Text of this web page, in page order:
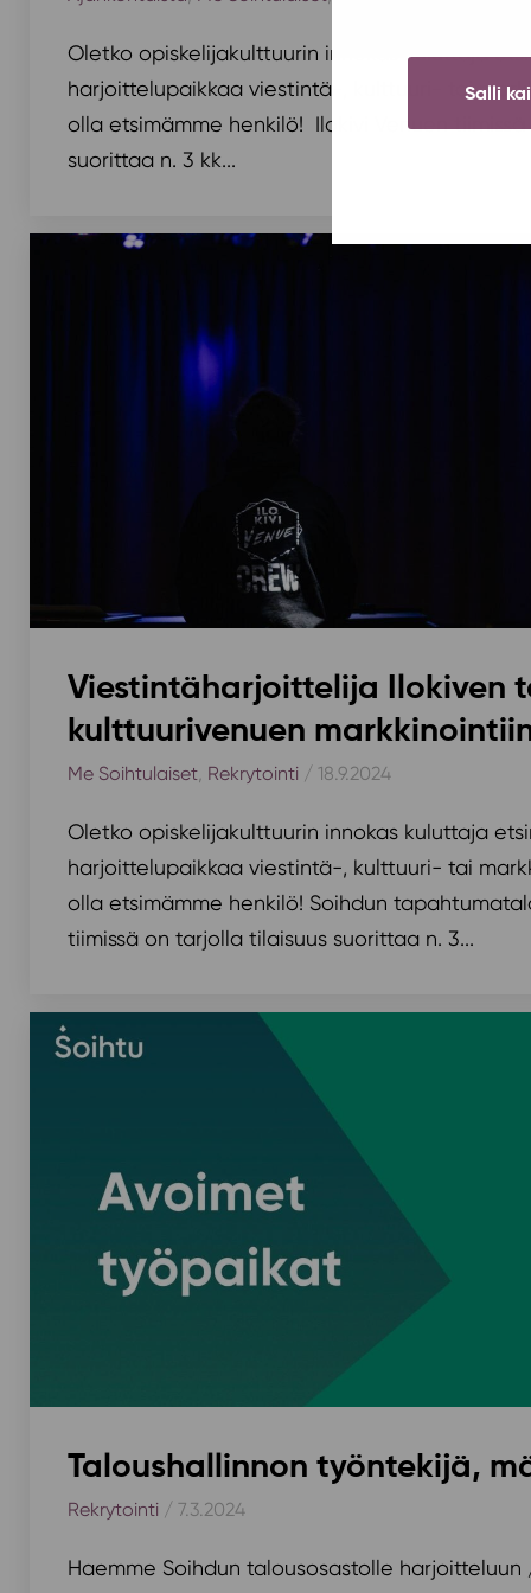
Salli
Oletko opiskelijakulttuurin innokas kuluttaja
harjoittelupaikkaa viestintä-, kulttuuri- tai
olla etsimämme henkilö! Ilokivi Venuen tiimissä
suorittaa n. 3 kk...
Viestintäharjoittelija Ilokiven
kulttuurivenuen
Me Soihtulaiset, Rekrytointi/ 18.9.2024
Oletko opiskelijakulttuurin innokas kuluttaja
harjoittelupaikkaa viestintä-, kulttuuri- tai
olla etsimämme henkilö! Soihdun
tiimissä on tarjolla tilaisuus suorittaa n. 3...
Taloushallinnon työntekijä,
Rekrytointi/ 7.3.2024
Haemme Soihdun talousosastolle